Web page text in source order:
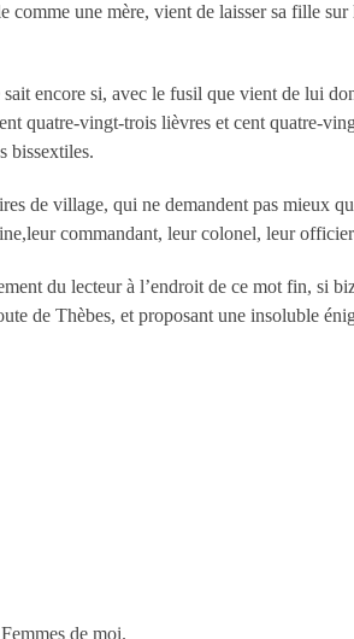
une mère, vient de laisser sa fille
encore si, avec le fusil que vient de lui
quatre-vingt-trois lièvres et cent quatre-
bissextiles.
de village, qui ne demandent pas mieux
commandant, leur colonel, leur
du lecteur à l’endroit de ce mot fin, si
de Thèbes, et proposant une insoluble
de moi.